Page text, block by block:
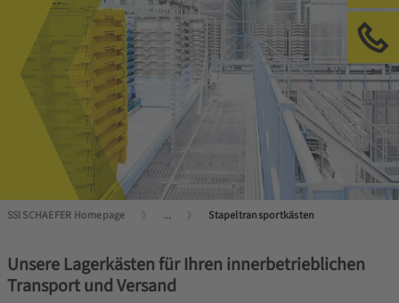
SSI SCHAEFER Homepage ... Stapeltransportkästen
Unsere Lagerkästen für Ihren innerbetrieblichen
Transport und Versand